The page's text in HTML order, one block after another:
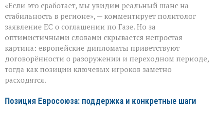
за
мир
Газе:
надежды
и
противоречия
«Если это сработает, мы увидим реальный шанс на
стабильность в регионе», — комментирует политолог
заявление ЕС о соглашении по Газе. Но за
оптимистичными словами скрывается непростая
картина: европейские дипломаты приветствуют
договорённости о разоружении и переходном периоде,
тогда как позиции ключевых игроков заметно
расходятся.
Позиция Евросоюза: поддержка и конкретные шаги